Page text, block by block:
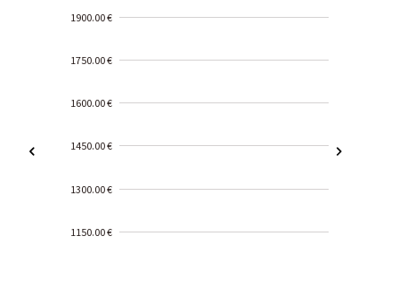
1900.00 €
1750.00 €
1600.00 €
1450.00 €
1300.00 €
1150.00 €